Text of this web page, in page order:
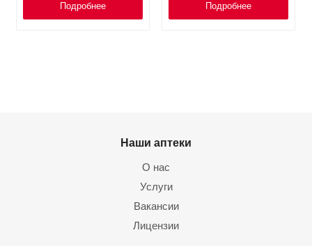
Подробнее Подробнее
Наши аптеки
О нас
Услуги
Вакансии
Лицензии